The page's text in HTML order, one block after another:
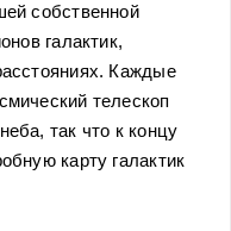
собственной
галактик,
Каждые
телескоп
так что к концу
карту галактик